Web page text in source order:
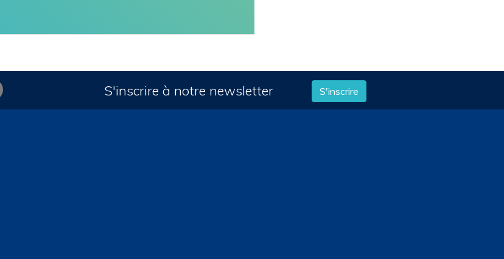
S'inscrire à notre newsletter S'inscrire